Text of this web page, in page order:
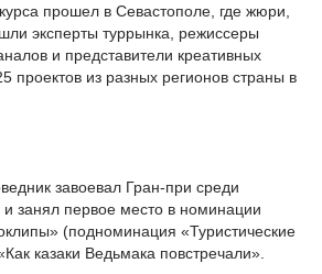
прошел в Севастополе, где жюри,
эксперты туррынка, режиссеры
и представители креативных
проектов из разных регионов страны в
завоевал Гран-при среди
занял первое место в номинации
(подноминация «Туристические
казаки Ведьмака повстречали».